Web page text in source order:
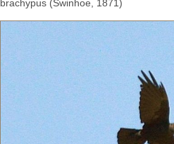
brachypus (Swinhoe, 1871)